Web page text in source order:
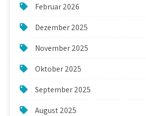
Februar 2026
Dezember 2025
November 2025
Oktober 2025
September 2025
August 2025